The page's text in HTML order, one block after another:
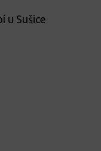
u Sušice